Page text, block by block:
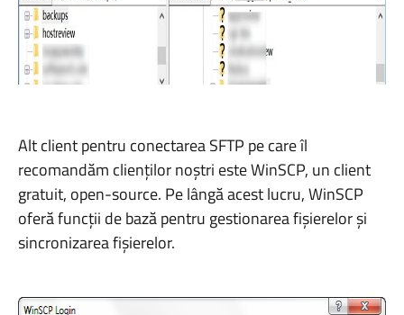
Alt client pentru conectarea SFTP pe care îl
recomandăm clienților noștri este WinSCP, un client
gratuit, open-source. Pe lângă acest lucru, WinSCP
oferă funcții de bază pentru gestionarea fișierelor și
sincronizarea fișierelor.